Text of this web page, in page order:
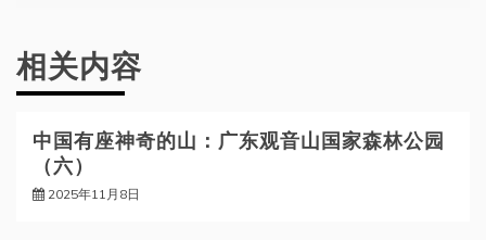
相关内容
中国有座神奇的山：广东观音山国家森林公园
（六）
2025年11月8日